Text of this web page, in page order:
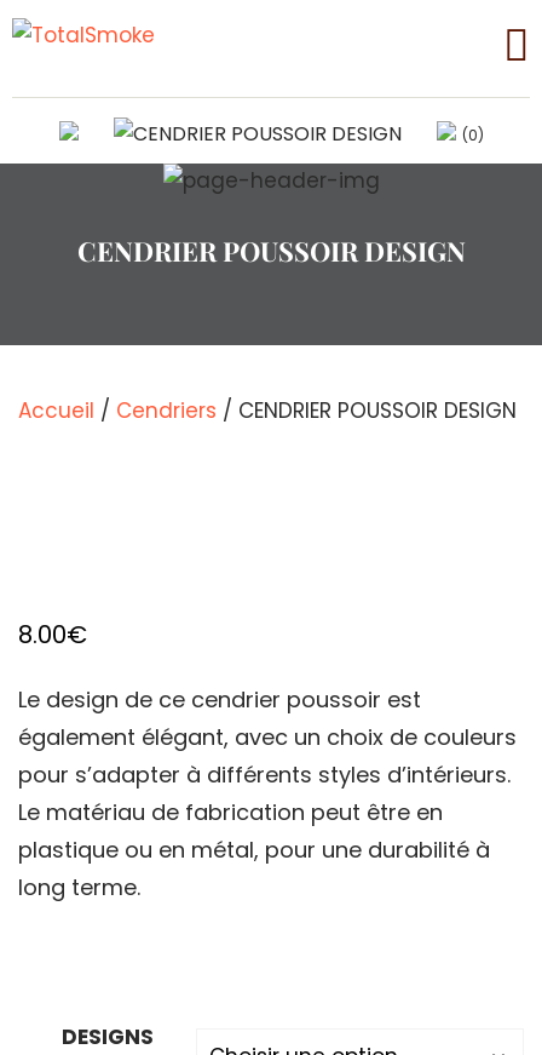
(0)
CENDRIER POUSSOIR DESIGN
Accueil / Cendriers / CENDRIER POUSSOIR DESIGN
8.00€
Le design de ce cendrier poussoir est
également élégant, avec un choix de couleurs
pour s’adapter à différents styles d’intérieurs.
Le matériau de fabrication peut être en
plastique ou en métal, pour une durabilité à
long terme.
DESIGNS